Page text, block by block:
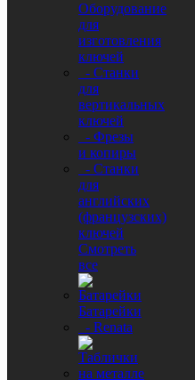
Оборудование
для
изготовления
ключей
- Станки
для
вертикальных
ключей
- Фрезы
и копиры
- Станки
для
английских
(французских)
ключей
Смотреть
все
Батарейки
- Renata